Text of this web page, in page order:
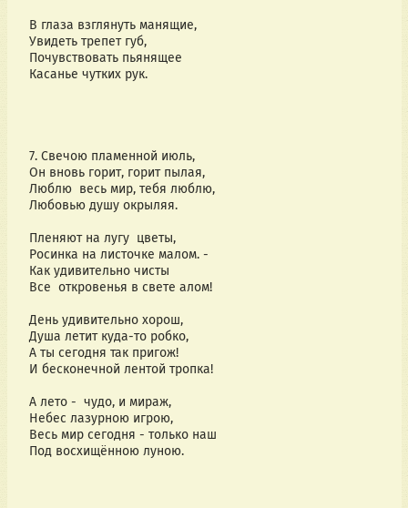
В глаза взглянуть манящие,
Увидеть трепет губ,
Почувствовать пьянящее
Касанье чутких рук.
7. Свечою пламенной июль,
Он вновь горит, горит пылая,
Люблю  весь мир, тебя люблю,
Любовью душу окрыляя.
Пленяют на лугу  цветы,
Росинка на листочке малом. -
Как удивительно чисты
Все  откровенья в свете алом!
День удивительно хорош,
Душа летит куда-то робко,
А ты сегодня так пригож!
И бесконечной лентой тропка!
А лето -  чудо, и мираж,
Небес лазурною игрою,
Весь мир сегодня - только наш
Под восхищённою луною.